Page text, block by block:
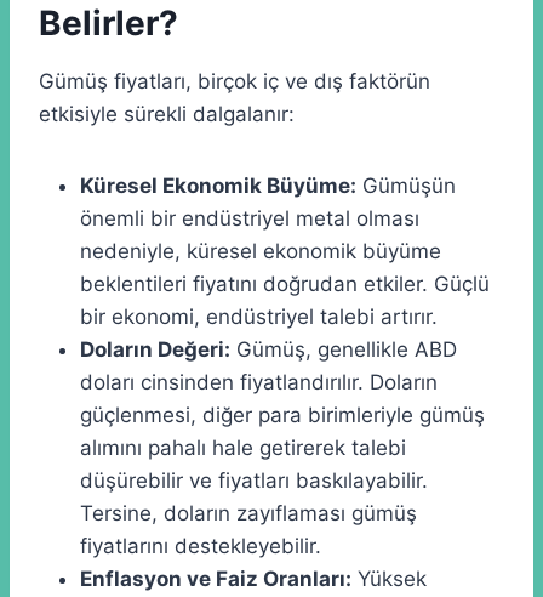
Belirler?
Gümüş fiyatları, birçok iç ve dış faktörün
etkisiyle sürekli dalgalanır:
Küresel Ekonomik Büyüme: Gümüşün
önemli bir endüstriyel metal olması
nedeniyle, küresel ekonomik büyüme
beklentileri fiyatını doğrudan etkiler. Güçlü
bir ekonomi, endüstriyel talebi artırır.
Doların Değeri: Gümüş, genellikle ABD
doları cinsinden fiyatlandırılır. Doların
güçlenmesi, diğer para birimleriyle gümüş
alımını pahalı hale getirerek talebi
düşürebilir ve fiyatları baskılayabilir.
Tersine, doların zayıflaması gümüş
fiyatlarını destekleyebilir.
Enflasyon ve Faiz Oranları: Yüksek